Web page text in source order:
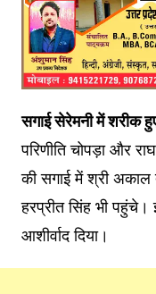
सगाई सेरेमनी में शरीक
परिणीति चोपड़ा और
की सगाई में श्री अकाल
हरप्रीत सिंह भी पहुंचे।
आशीर्वाद दिया।